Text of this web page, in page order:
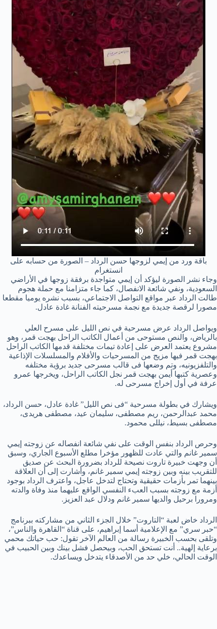
باقة ورد من إيمي لزوجها حسن الرداد – الصورة من حسابه على
انستغرام
وجاء نشر الصورة ليؤكد أن إيمي متواجدة برفقة زوجها في الأراضي
السعودية، ونفي شائعة الانفصال، كما جاء متزامنا مع حملة هجوم
طالت الرداد عبر مواقع التواصل الاجتماعي، بسبب نشره يوميا مقطعا
مصورا لرقصة جديدة مع نجمة مسرحيته الفنانة غادة عادل.
ويواصل الرداد عرض مسرحية في نص الليل على مسرح العلي
بالرياض، والنص مستوحى من أعمال الكاتب الراحل بهجت قمر، وهو
مشروع يعتمد العرض على إعادة تيمات مختلفة قدمها الكاتب الراحل
بهجت قمر فيها مزيج من المسرحيات والأفلام والمسلسلات الإذاعية
والتلفزيونيه، وتم وضعها فى قالب مسرحى جديد برؤية مختلفه
وعصرية كتبها أيمن بهجت قمر نجل الكاتب الراحل، ويخرجها عمرو
عرفة في أول إخراج مسرحى له.
ويشارك في بطولة مسرحية “فى نص الليل” غادة عادل، حسن الرداد،
محمد عبدالرحمن، ريم مصطفى، سليمان عيد، مصطفى هريدى،
مصطفى بسيط، نيللى محمود.
وحرص الرداد بنفس الوقت على نفي شائعة انفصاله عن زوجته إيمي
سمير غانم والتي عادت للظهور مؤخرا مطلع الأسبوع الجاري، وسبق
أن وجهت خبيرة تاروت نصيحة للرداد بضرورة البحث عن صديق
للتقريب بينه وبين زوجته إيمي سمير غانم، وأشارت إلى أن العلاقة
بينهما تمر بأزمات حقيقية وتحتاج لتدخل عاجل، واعترف الرداد بوجود
أزمة مع زوجته بسبب العبء النفسي الواقع عليهما منذ وفاة والدته
ومرورا برحيل والديها سمير غانم ودلال عبد العزيز.
الرداد خاض لعبة “التاروت” خلال الجزء الثاني من مشاركته ببرنامج
“حبر سري” مع الإعلامية أسما إبراهيم، على قناة “القاهرة والناس”،
وتلقى بحسب الخبيرة رسالة من العالم الآخر تقول: حب حياتك محمي
برعاية إلهية.. أنت تستحق الحب، وبيحصل فشل بينك وبين الحبيب في
الوقت الحالي، خلي حد من الأصدقاء يتدخل ويساعدك.